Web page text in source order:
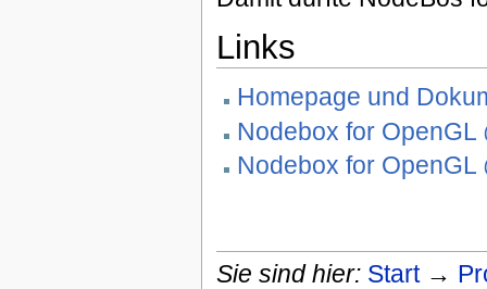
Links
Homepage und
Nodebox for OpenGL
Nodebox for OpenGL
Sie sind hier: Start→